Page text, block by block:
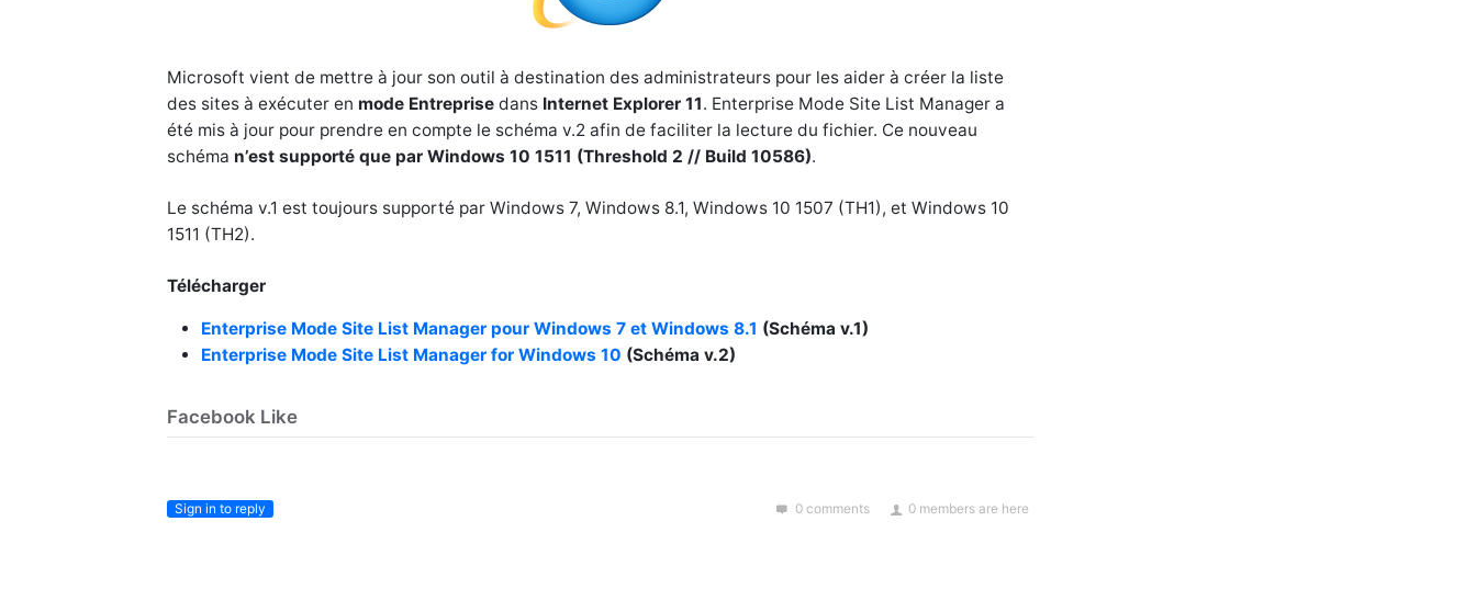
Microsoft vient de mettre à jour son outil à destination des administrateurs pour les aider à créer la liste
des sites à exécuter en mode Entreprise dans Internet Explorer 11. Enterprise Mode Site List Manager a
été mis à jour pour prendre en compte le schéma v.2 afin de faciliter la lecture du fichier. Ce nouveau
schéma n’est supporté que par Windows 10 1511 (Threshold 2 // Build 10586).
Le schéma v.1 est toujours supporté par Windows 7, Windows 8.1, Windows 10 1507 (TH1), et Windows 10
1511 (TH2).
Télécharger
Enterprise Mode Site List Manager pour Windows 7 et Windows 8.1 (Schéma v.1)
Enterprise Mode Site List Manager for Windows 10 (Schéma v.2)
Facebook Like
0 comments 0 members are here
Sign in to reply